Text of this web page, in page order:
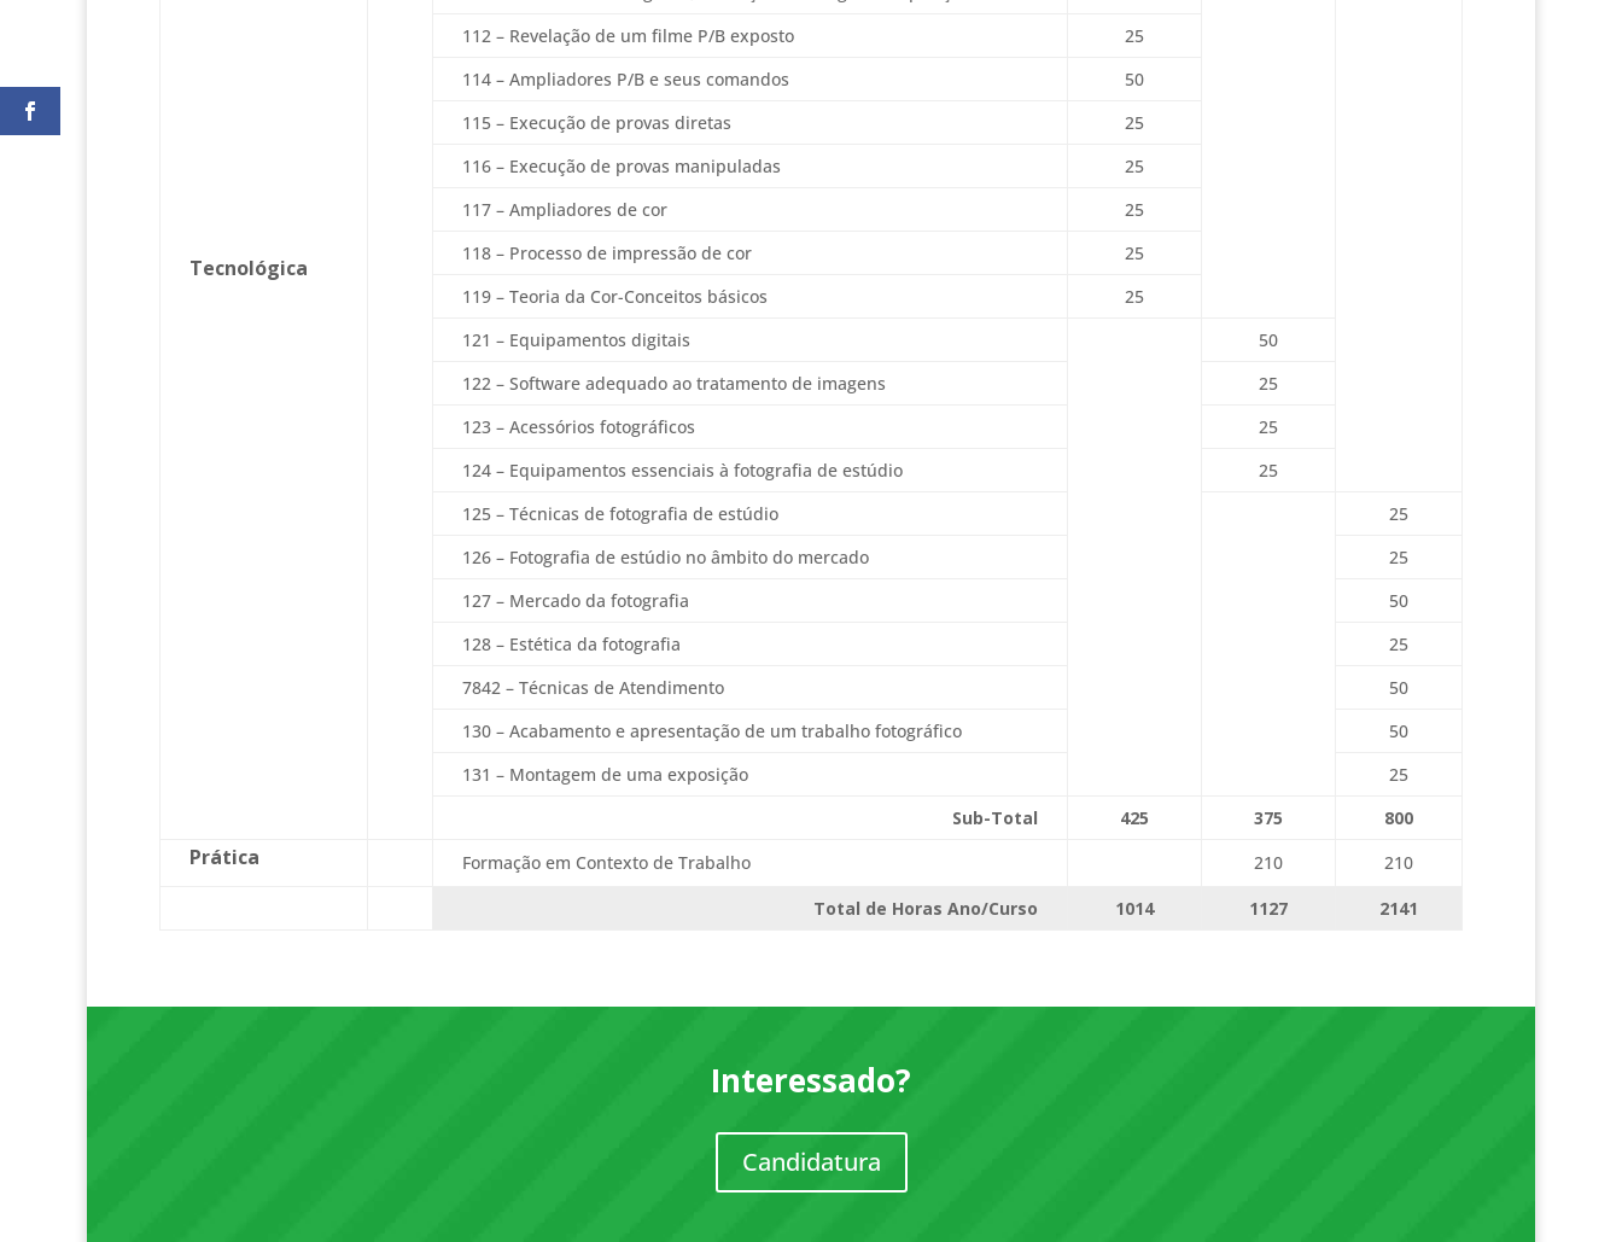
Tecnológica
112 – Revelação de um filme P/B exposto
25
114 – Ampliadores P/B e seus comandos
50
115 – Execução de provas diretas
25
116 – Execução de provas manipuladas
25
117 – Ampliadores de cor
25
118 – Processo de impressão de cor
25
119 – Teoria da Cor-Conceitos básicos
25
121 – Equipamentos digitais
50
122 – Software adequado ao tratamento de imagens
25
123 – Acessórios fotográficos
25
124 – Equipamentos essenciais à fotografia de estúdio
25
125 – Técnicas de fotografia de estúdio
25
126 – Fotografia de estúdio no âmbito do mercado
25
127 – Mercado da fotografia
50
128 – Estética da fotografia
25
7842 – Técnicas de Atendimento
50
130 – Acabamento e apresentação de um trabalho fotográfico
50
131 – Montagem de uma exposição
25
Sub-Total
425 375 800
Prática Formação em Contexto de Trabalho 210
210
Total de Horas Ano/Curso
1014 1127 2141
Interessado?
Candidatura